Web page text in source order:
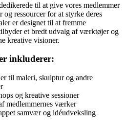
til at give vores medlemmer
og ressourcer for at styrke deres
er designet til at fremme
et bredt udvalg af værktøjer og
kreative visioner.
inkluderer:
til maleri, skulptur og andre
og kreative sessioner
medlemmernes værker
samvær og idéudveksling